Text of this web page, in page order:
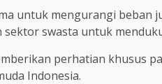
untuk mengurangi beban
swasta untuk
perhatian khusus
Indonesia.